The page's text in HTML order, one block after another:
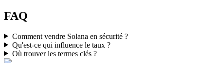
FAQ
Comment vendre Solana en sécurité ?
Qu'est-ce qui influence le taux ?
Où trouver les termes clés ?